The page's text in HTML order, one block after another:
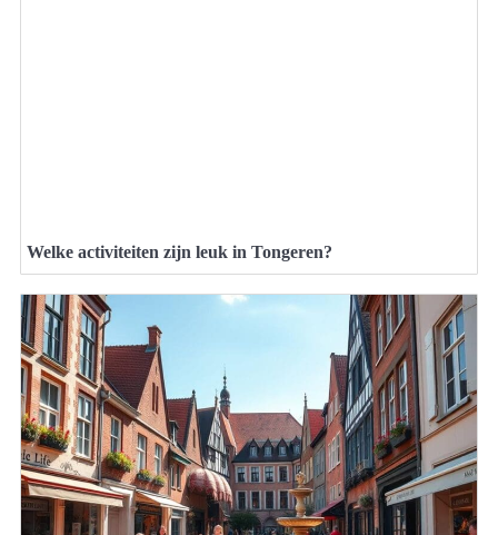
Welke activiteiten zijn leuk in Tongeren?